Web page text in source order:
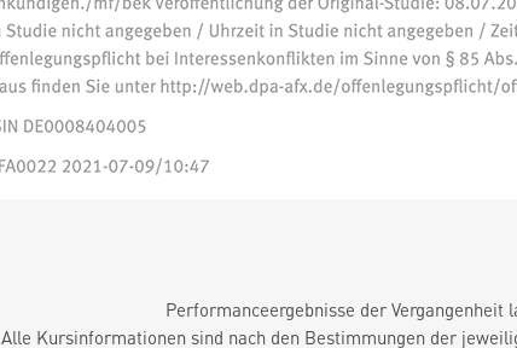
Performanceergebnisse der
Alle Kursinformationen sind nach den Bestimmungen der